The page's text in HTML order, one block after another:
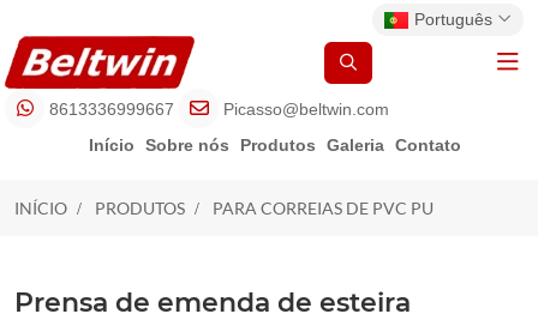
Português
8613336999667
Picasso@beltwin.com
Início
Sobre nós Produtos Galeria Contato
PARA CORREIAS DE PVC PU
INÍCIO PRODUTOS PARA CORREIAS DE PVC PU
Prensa de emenda de esteira